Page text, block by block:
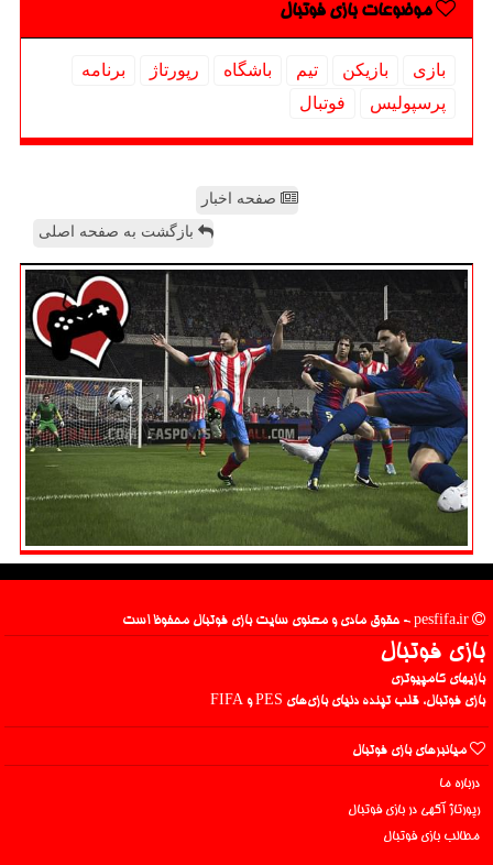
موضوعات بازی فوتبال
بازی بازیكن تیم باشگاه رپورتاژ
برنامه
پرسپولیس
فوتبال
صفحه اخبار
بازگشت به صفحه اصلی
بازی فوتبال
بازیهای کامپیوتری
بازی فوتبال، قلب تپنده دنیای بازی‌های PES و FIFA
میانبرهای بازی فوتبال
درباره ما
رپورتاژ آگهی در بازی فوتبال
مطالب بازی فوتبال